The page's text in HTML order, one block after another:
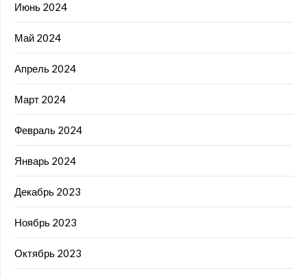
Июнь 2024
Май 2024
Апрель 2024
Март 2024
Февраль 2024
Январь 2024
Декабрь 2023
Ноябрь 2023
Октябрь 2023